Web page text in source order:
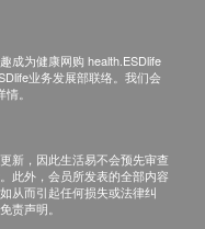
及庄柏医疗保
医务诊断或治疗用
病征兆时，应立即
成为健康网购 health.ESDlife
业务发展部联络。我们会
。
新，因此生活易不会预先审查
此外，会员所发表的全部内容
从而引起任何损失或法律纠
责声明。